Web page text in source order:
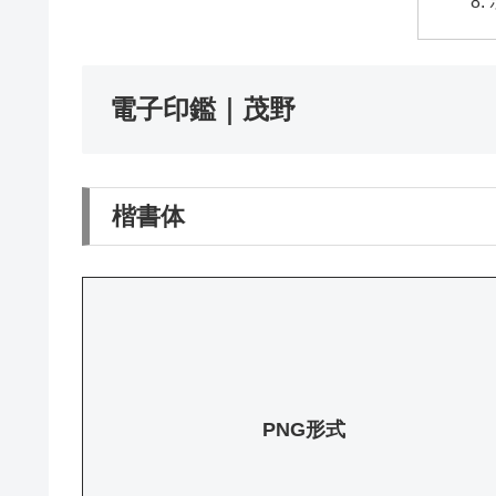
電子印鑑｜茂野
楷書体
PNG形式